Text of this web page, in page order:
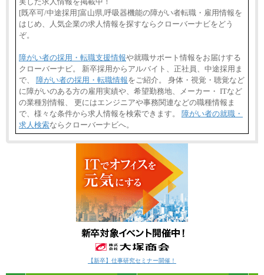
[既卒可/中途採用]富山県,呼吸器機能の障がい者転職・雇用情報を
はじめ、人気企業の求人情報を探すならクローバーナビをどう
ぞ。
障がい者の採用・転職支援情報や就職サポート情報をお届けする
クローバーナビ。 新卒採用からアルバイト、正社員、中途採用ま
で、 障がい者の採用・転職情報をご紹介。 身体・視覚・聴覚など
に障がいのある方の雇用実績や、希望勤務地、メーカー・ ITなど
の業種別情報、 更にはエンジニアや事務関連などの職種情報ま
で、様々な条件から求人情報を検索できます。 障がい者の就職・
求人検索ならクローバーナビへ。
【新卒】仕事研究セミナー開催！